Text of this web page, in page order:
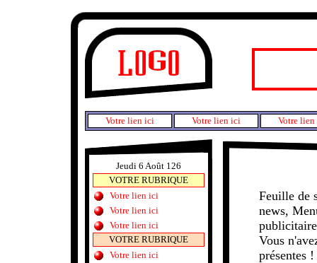
Votre lien ici Votre lien ici Votre
Jeudi 6 Août 126
VOTRE RUBRIQUE
Votre lien ici
Votre lien ici
Votre lien ici
VOTRE RUBRIQUE
Votre lien ici
Feuille de
news,
Vous
présentes !